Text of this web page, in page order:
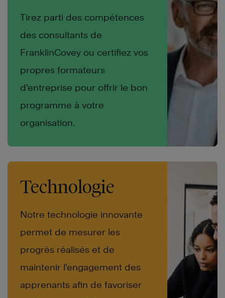
Tirez parti des compétences
des consultants de
FranklinCovey ou certifiez vos
propres formateurs
d’entreprise pour offrir le bon
programme à votre
organisation.
Technologie
Notre technologie innovante
permet de mesurer les
progrès réalisés et de
maintenir l’engagement des
apprenants afin de favoriser